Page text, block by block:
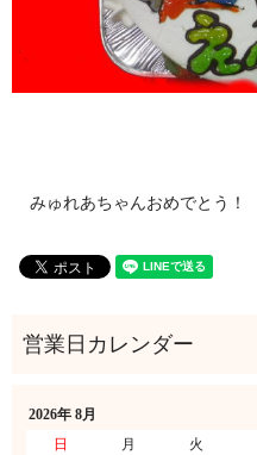
みゅれあちゃんおめでとう！
2026年 8月
日
月 火